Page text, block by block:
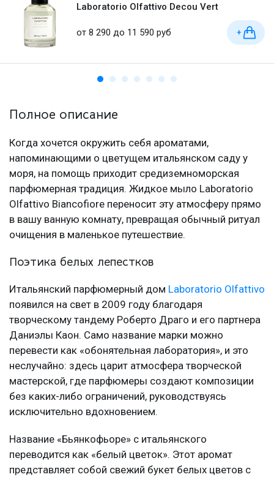
Laboratorio Olfattivo Decou Vert
от 8 290 до 11 590 руб +
Полное описание
Когда хочется окружить себя ароматами,
напоминающими о цветущем итальянском саду у
моря, на помощь приходит средиземноморская
парфюмерная традиция. Жидкое мыло Laboratorio
Olfattivo Biancofiore переносит эту атмосферу прямо
в вашу ванную комнату, превращая обычный ритуал
очищения в маленькое путешествие.
Поэтика белых лепестков
Итальянский парфюмерный дом Laboratorio Olfattivo
появился на свет в 2009 году благодаря
творческому тандему Роберто Драго и его партнера
Даниэлы Каон. Само название марки можно
перевести как «обонятельная лаборатория», и это
неслучайно: здесь царит атмосфера творческой
мастерской, где парфюмеры создают композиции
без каких-либо ограничений, руководствуясь
исключительно вдохновением.
Название «Бьянкофьоре» с итальянского
переводится как «белый цветок». Этот аромат
представляет собой свежий букет белых цветов с